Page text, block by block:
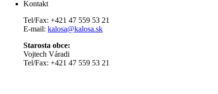
Kontakt
Tel/Fax: +421 47 559 53 21
E-mail: kalosa@kalosa.sk
Starosta obce:
Vojtech Váradi
Tel/Fax: +421 47 559 53 21